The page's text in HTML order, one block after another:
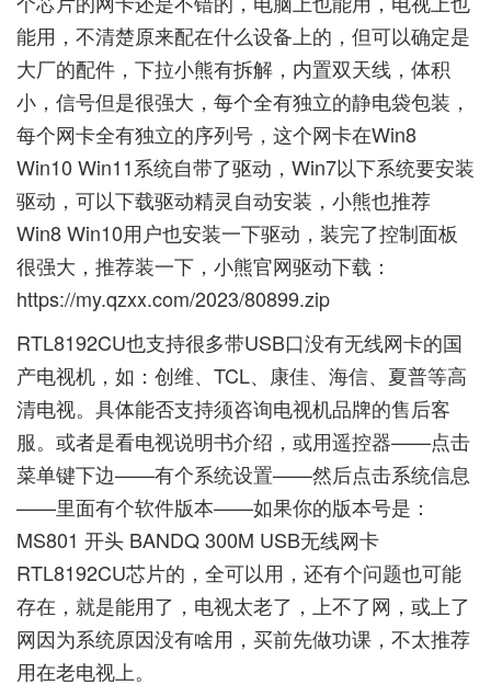
能用，不清楚原来配在什么设备上的，但可以确定是
大厂的配件，下拉小熊有拆解，内置双天线，体积
小，信号但是很强大，每个全有独立的静电袋包装，
每个网卡全有独立的序列号，这个网卡在Win8
Win10 Win11系统自带了驱动，Win7以下系统要安装
驱动，可以下载驱动精灵自动安装，小熊也推荐
Win8 Win10用户也安装一下驱动，装完了控制面板
很强大，推荐装一下，小熊官网驱动下载：
https://my.qzxx.com/2023/80899.zip
RTL8192CU也支持很多带USB口没有无线网卡的国
产电视机，如：创维、TCL、康佳、海信、夏普等高
清电视。具体能否支持须咨询电视机品牌的售后客
服。或者是看电视说明书介绍，或用遥控器——点击
菜单键下边——有个系统设置——然后点击系统信息
——里面有个软件版本——如果你的版本号是：
MS801 开头 BANDQ 300M USB无线网卡
RTL8192CU芯片的，全可以用，还有个问题也可能
存在，就是能用了，电视太老了，上不了网，或上了
网因为系统原因没有啥用，买前先做功课，不太推荐
用在老电视上。